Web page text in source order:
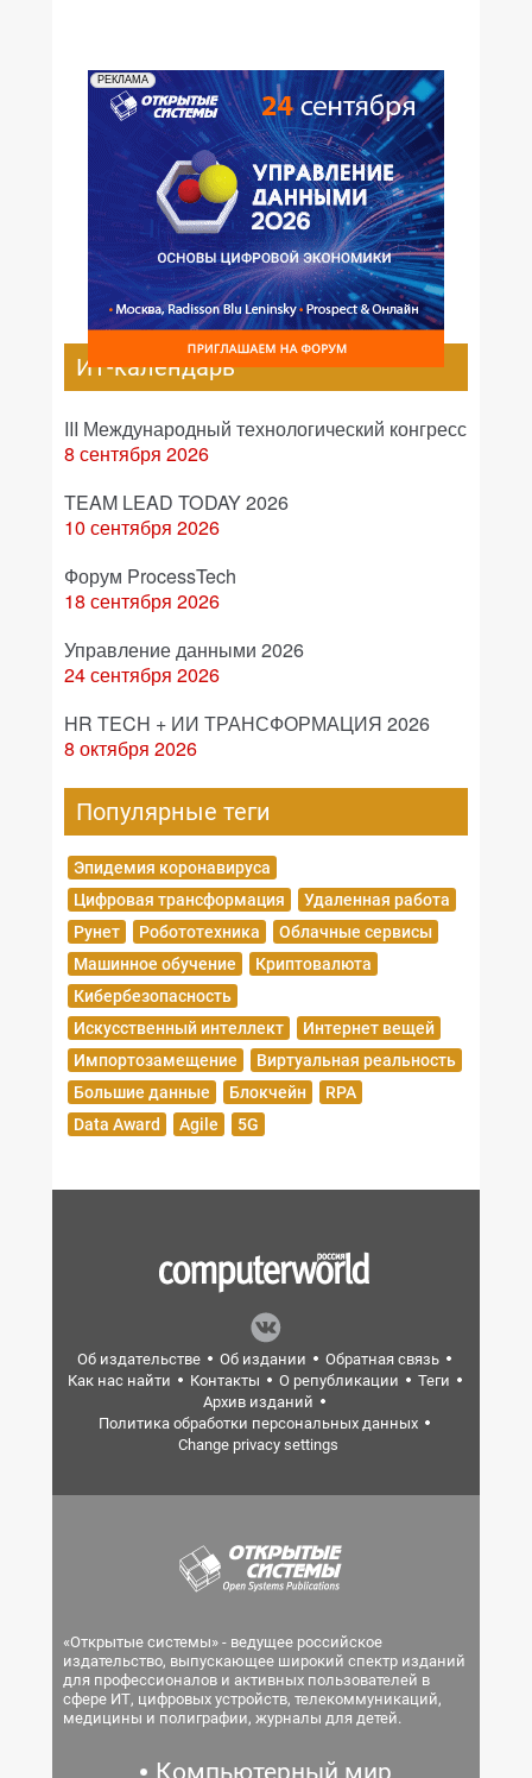
РЕКЛАМА
ИТ-календарь
III Международный технологический конгресс
8 сентября 2026
TEAM LEAD TODAY 2026
10 сентября 2026
Форум ProcessTech
18 сентября 2026
Управление данными 2026
24 сентября 2026
HR TECH + ИИ ТРАНСФОРМАЦИЯ 2026
8 октября 2026
Популярные теги
Эпидемия коронавируса
Цифровая трансформация
Удаленная работа
Рунет
Робототехника
Облачные сервисы
Машинное обучение
Криптовалюта
Кибербезопасность
Искусственный интеллект
Интернет вещей
Импортозамещение
Виртуальная реальность
Большие данные
Блокчейн
RPA
Data Award
Agile 5G
Об издательстве Об издании
Обратная связь
Как нас найти
Контакты О републикации
Теги
Архив изданий
Политика обработки персональных данных
Change privacy settings
«Открытые системы» - ведущее российское
издательство, выпускающее широкий спектр изданий
для профессионалов и активных пользователей в
сфере ИТ, цифровых устройств, телекоммуникаций,
медицины и полиграфии, журналы для детей.
Компьютерный мир